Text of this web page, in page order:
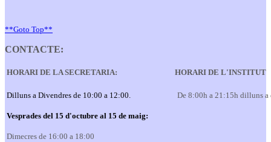
**Goto Top**
CONTACTE:
HORARI DE LA SECRETARIA: HORARI DE L'INSTITUT
Dilluns a Divendres de 10:00 a 12:00.
Vesprades del 15 d'octubre al 15 de maig:
Dimecres de 16:00 a 18:00
De 8:00h a 21:15h dilluns a